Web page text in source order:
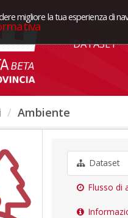
migliore la tua esperienza di
DATASET
Ambiente
Dataset
Flusso di